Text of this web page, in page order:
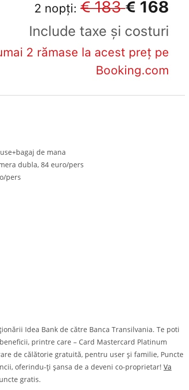
de mana
dubla, 84 euro/pers
pers
Idea Bank de către Banca Transilvania. Te poti
printre care – Card Mastercard Platinum
de călătorie gratuită, pentru user și familie, Puncte
oferindu-ți șansa de a deveni co-proprietar! Va
gratis.